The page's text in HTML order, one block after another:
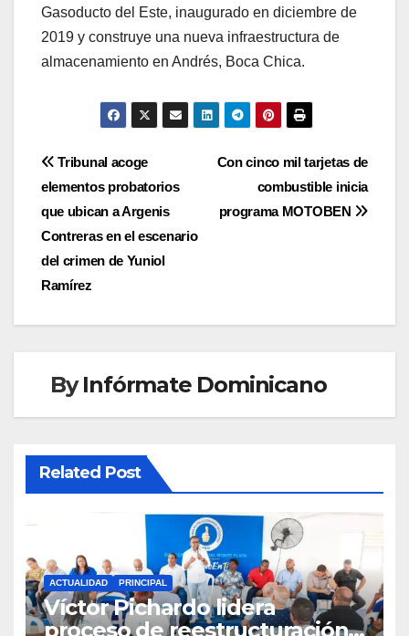
Gasoducto del Este, inaugurado en diciembre de
2019 y construye una nueva infraestructura de
almacenamiento en Andrés, Boca Chica.
Navegación
de
entradas
Con cinco mil tarjetas de
combustible inicia
programa MOTOBEN
Tribunal acoge
elementos probatorios
que ubican a Argenis
Contreras en el escenario
del crimen de Yuniol
Ramírez
ByInfórmate Dominicano
Related Post
ACTUALIDAD PRINCIPAL
Víctor Pichardo lidera
proceso de reestructuración y